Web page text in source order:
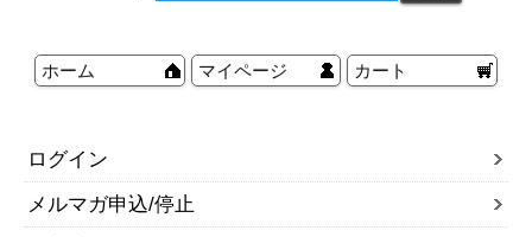
ホーム マイページ カート
ログイン
メルマガ申込/停止